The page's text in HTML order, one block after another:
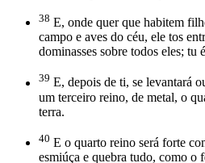
38 E, onde quer que habitem
campo e aves do céu, ele tos
dominasses sobre todos eles; tu
39 E, depois de ti, se levantará
um terceiro reino, de metal, o
terra.
40 E o quarto reino será forte
esmiúça e quebra tudo, como o